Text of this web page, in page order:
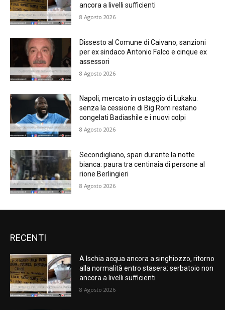
ancora a livelli sufficienti
8 Agosto 2026
Dissesto al Comune di Caivano, sanzioni
per ex sindaco Antonio Falco e cinque ex
assessori
8 Agosto 2026
Napoli, mercato in ostaggio di Lukaku:
senza la cessione di Big Rom restano
congelati Badiashile e i nuovi colpi
8 Agosto 2026
Secondigliano, spari durante la notte
bianca: paura tra centinaia di persone al
rione Berlingieri
8 Agosto 2026
RECENTI
A Ischia acqua ancora a singhiozzo, ritorno
alla normalità entro stasera: serbatoio non
ancora a livelli sufficienti
8 Agosto 2026